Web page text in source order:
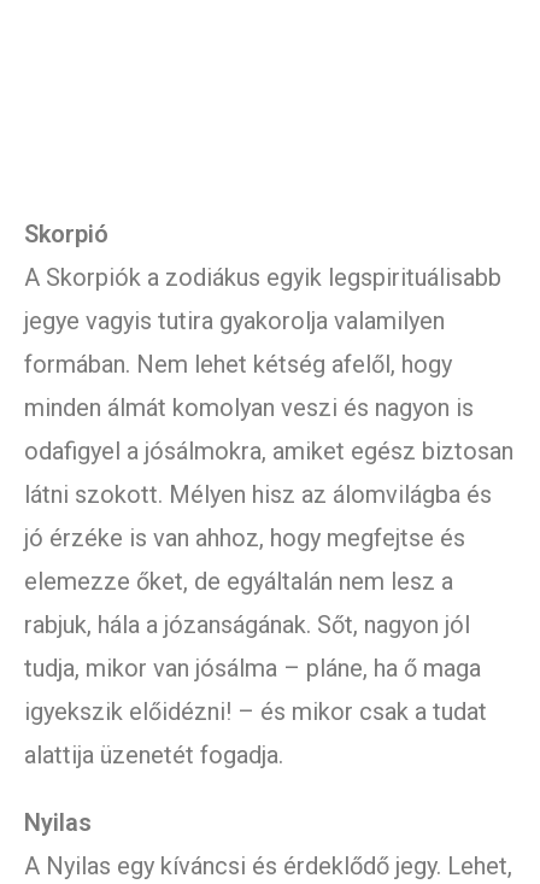
Skorpió
A Skorpiók a zodiákus egyik legspirituálisabb
jegye vagyis tutira gyakorolja valamilyen
formában. Nem lehet kétség afelől, hogy
minden álmát komolyan veszi és nagyon is
odafigyel a jósálmokra, amiket egész biztosan
látni szokott. Mélyen hisz az álomvilágba és
jó érzéke is van ahhoz, hogy megfejtse és
elemezze őket, de egyáltalán nem lesz a
rabjuk, hála a józanságának. Sőt, nagyon jól
tudja, mikor van jósálma – pláne, ha ő maga
igyekszik előidézni! – és mikor csak a tudat
alattija üzenetét fogadja.
Nyilas
A Nyilas egy kíváncsi és érdeklődő jegy. Lehet,